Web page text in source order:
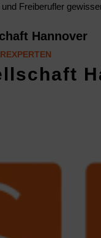
Freiberufler
Hannover